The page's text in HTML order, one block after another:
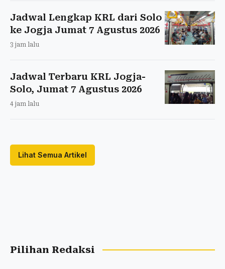
Jadwal Lengkap KRL dari Solo
ke Jogja Jumat 7 Agustus 2026
3 jam lalu
Jadwal Terbaru KRL Jogja-
Solo, Jumat 7 Agustus 2026
4 jam lalu
Lihat Semua Artikel
Pilihan Redaksi